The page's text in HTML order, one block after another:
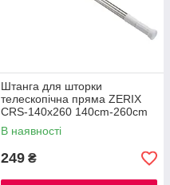
Штанга для шторки
телескопічна пряма ZERIX
CRS-140x260 140cm-260cm
(нержавіюча сталь) (ZX4997)
В наявності
249 ₴